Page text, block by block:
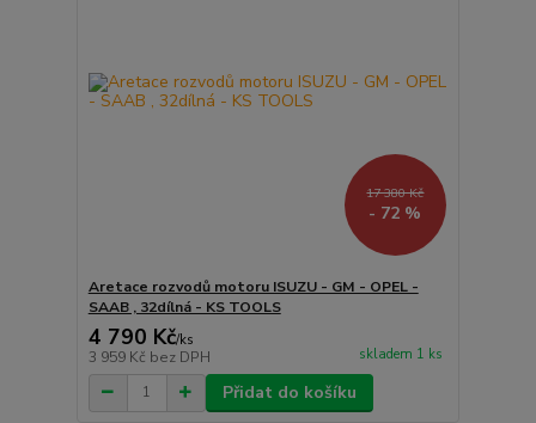
17 380 Kč
- 72 %
Aretace rozvodů motoru ISUZU - GM - OPEL -
SAAB , 32dílná - KS TOOLS
4 790 Kč/ks
3 959 Kč bez DPH skladem 1 ks
Přidat do košíku